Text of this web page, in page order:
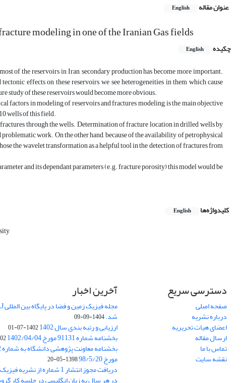
عنوان مقاله English
modeling in one of the Iranian Gas fields
چکیده English
of the reservoirs in Iran, secondary production has become more important.
effects on these reservoirs, we see heterogeneities in them which cause
study of these reservoirs would become more obvious.
factors in modeling of reservoirs and fractures modeling, is the main objective
wells of this field.
through the wells. Determination of fracture location in drilled wells by
work. On the other hand, because of the availability of petrophysical
the wavelet transformation as a helpful tool in the detection of fractures from
and its dependant parameters (e.g. fracture porosity) this model would be
کلیدواژه‌ها English
دسترسی سریع
صفحه اصلی
درباره نشریه
اعضای هیات تحریریه
ارسال مقاله
تماس با ما
نقشه سایت
آخرین اخبار
شد.1404-09-09
ارزیابی و رتبه بندی سال 1402 1402-07-01
بخشنامه شماره 91131 مورخ 1402/04/04 04
مورخ 98/5/20 1398-05-20
دریافت مجوز انتشار 1 شماره از